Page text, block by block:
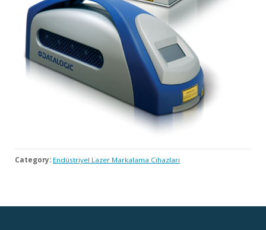
Category: Endüstriyel Lazer Markalama Cihazları